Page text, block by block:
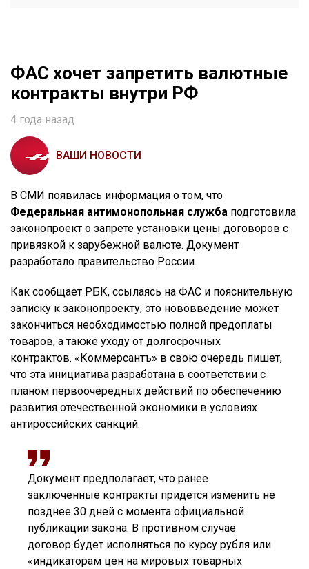
ФАС хочет запретить валютные
контракты внутри РФ
4 года назад
ВАШИ НОВОСТИ
В СМИ появилась информация о том, что
Федеральная антимонопольная служба подготовила
законопроект о запрете установки цены договоров с
привязкой к зарубежной валюте. Документ
разработало правительство России.
Как сообщает РБК, ссылаясь на ФАС и пояснительную
записку к законопроекту, это нововведение может
закончиться необходимостью полной предоплаты
товаров, а также уходу от долгосрочных
контрактов. «Коммерсантъ» в свою очередь пишет,
что эта инициатива разработана в соответствии с
планом первоочередных действий по обеспечению
развития отечественной экономики в условиях
антироссийских санкций.
Документ предполагает, что ранее
заключенные контракты придется изменить не
позднее 30 дней с момента официальной
публикации закона. В противном случае
договор будет исполняться по курсу рубля или
«индикаторам цен на мировых товарных